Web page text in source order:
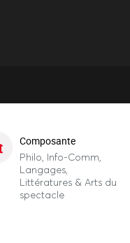
Composante
Philo, Info-Comm,
Langages,
Littératures & Arts du
spectacle